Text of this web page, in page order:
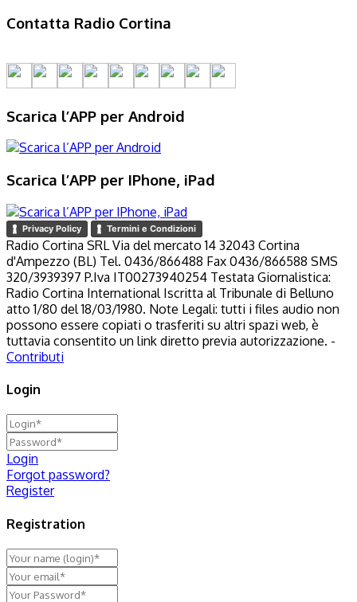
Contatta Radio Cortina
Scarica l’APP per Android
Scarica l’APP per IPhone, iPad
Privacy Policy Termini e Condizioni
Radio Cortina SRL Via del mercato 14 32043 Cortina
d'Ampezzo (BL) Tel. 0436/866488 Fax 0436/866588 SMS
320/3939397 P.Iva IT00273940254 Testata Giornalistica:
Radio Cortina International Iscritta al Tribunale di Belluno
atto 1/80 del 18/03/1980. Note Legali: tutti i files audio non
possono essere copiati o trasferiti su altri spazi web, è
tuttavia consentito un link diretto previa autorizzazione. -
Contributi
Login
Login
Forgot password?
Register
Registration